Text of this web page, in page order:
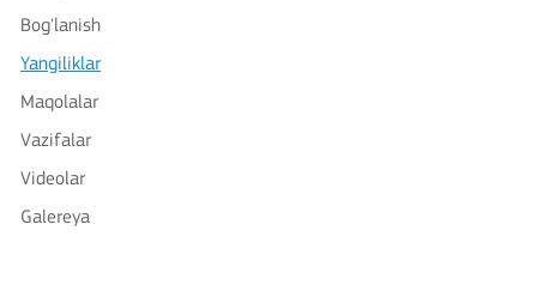
Bog'lanish
Yangiliklar
Maqolalar
Vazifalar
Videolar
Galereya